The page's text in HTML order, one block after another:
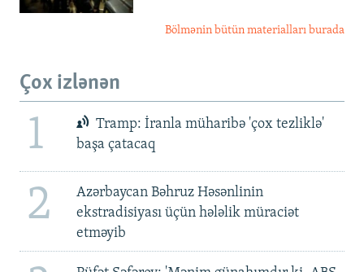
Bölmənin bütün materialları burada
Çox izlənən
1
Tramp: İranla müharibə 'çox tezliklə'
başa çatacaq
2
Azərbaycan Bəhruz Həsənlinin
ekstradisiyası üçün hələlik müraciət
etməyib